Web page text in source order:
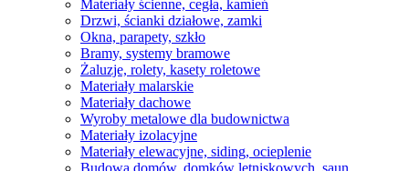
Materiały ścienne, cegła, kamień
Drzwi, ścianki działowe, zamki
Okna, parapety, szkło
Bramy, systemy bramowe
Żaluzje, rolety, kasety roletowe
Materiały malarskie
Materiały dachowe
Wyroby metalowe dla budownictwa
Materiały izolacyjne
Materiały elewacyjne, siding, ocieplenie
Budowa domów, domków letniskowych, saun,